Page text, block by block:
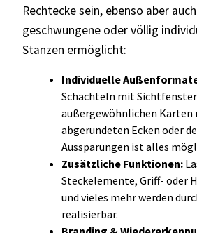
Rechtecke sein, ebenso aber
geschwungene oder völlig
Stanzen ermöglicht:
Individuelle
Schachteln mit Sichtfenster
außergewöhnlichen Karten
abgerundeten Ecken oder
Aussparungen ist alles
Zusätzliche Funktionen:
Steckelemente, Griff- oder
und vieles mehr werden
realisierbar.